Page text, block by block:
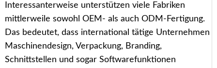
Interessanterweise unterstützen viele Fabriken
mittlerweile sowohl OEM- als auch ODM-Fertigung.
Das bedeutet, dass international tätige Unternehmen
Maschinendesign, Verpackung, Branding,
Schnittstellen und sogar Softwarefunktionen